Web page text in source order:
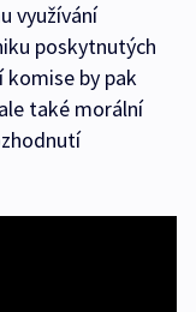
využívání
poskytnutých
komise by pak
také morální